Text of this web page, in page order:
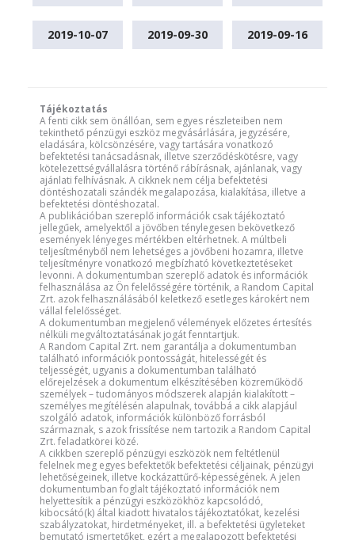
2019-10-07 2019-09-30 2019-09-16
Tájékoztatás
A fenti cikk sem önállóan, sem egyes részleteiben nem
tekinthető pénzügyi eszköz megvásárlására, jegyzésére,
eladására, kölcsönzésére, vagy tartására vonatkozó
befektetési tanácsadásnak, illetve szerződéskötésre, vagy
kötelezettségvállalásra történő rábírásnak, ajánlanak, vagy
ajánlati felhívásnak. A cikknek nem célja befektetési
döntéshozatali szándék megalapozása, kialakítása, illetve a
befektetési döntéshozatal.
A publikációban szereplő információk csak tájékoztató
jellegűek, amelyektől a jövőben ténylegesen bekövetkező
események lényeges mértékben eltérhetnek. A múltbeli
teljesítményből nem lehetséges a jövőbeni hozamra, illetve
teljesítményre vonatkozó megbízható következtetéseket
levonni. A dokumentumban szereplő adatok és információk
felhasználása az Ön felelősségére történik, a Random Capital
Zrt. azok felhasználásából keletkező esetleges károkért nem
vállal felelősséget.
A dokumentumban megjelenő vélemények előzetes értesítés
nélküli megváltoztatásának jogát fenntartjuk.
A Random Capital Zrt. nem garantálja a dokumentumban
található információk pontosságát, hitelességét és
teljességét, ugyanis a dokumentumban található
előrejelzések a dokumentum elkészítésében közreműködő
személyek – tudományos módszerek alapján kialakított –
személyes megítélésén alapulnak, továbbá a cikk alapjául
szolgáló adatok, információk különböző forrásból
származnak, s azok frissítése nem tartozik a Random Capital
Zrt. feladatkörei közé.
A cikkben szereplő pénzügyi eszközök nem feltétlenül
felelnek meg egyes befektetők befektetési céljainak, pénzügyi
lehetőségeinek, illetve kockázattűrő-képességének. A jelen
dokumentumban foglalt tájékoztató információk nem
helyettesítik a pénzügyi eszközökhöz kapcsolódó,
kibocsátó(k) által kiadott hivatalos tájékoztatókat, kezelési
szabályzatokat, hirdetményeket, ill. a befektetési ügyleteket
bemutató ismertetőket, ezért a megalapozott befektetési